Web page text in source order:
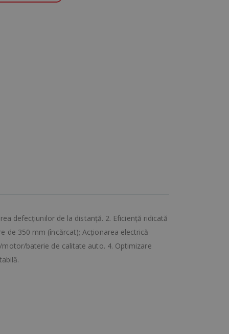
defecțiunilor de la distanță. 2. Eficiență ridicată
de 350 mm (încărcat); Acționarea electrică
baterie de calitate auto. 4. Optimizare